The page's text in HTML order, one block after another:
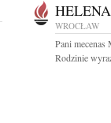
WROCŁAW
Pani mecenas
Rodzinie